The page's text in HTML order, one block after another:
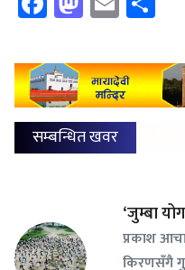
सम्बन्धित खवर
‘जुम्बा
प्रकाश
किरणसँगै